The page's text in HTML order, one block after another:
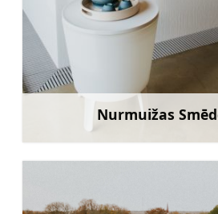
Nurmuižas